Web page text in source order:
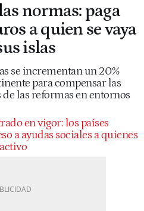
normas: paga
a quien se vaya
islas
se incrementan un 20%
para compensar las
las reformas en entornos
en vigor: los países
a ayudas sociales a quienes